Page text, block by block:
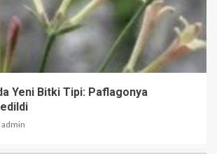
Yeni Bitki Tipi: Paflagonya
admin